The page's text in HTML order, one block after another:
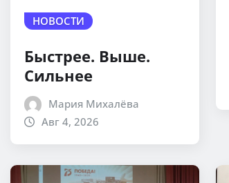
НОВОСТИ
Быстрее. Выше.
Сильнее
Мария Михалёва
Авг 4, 2026